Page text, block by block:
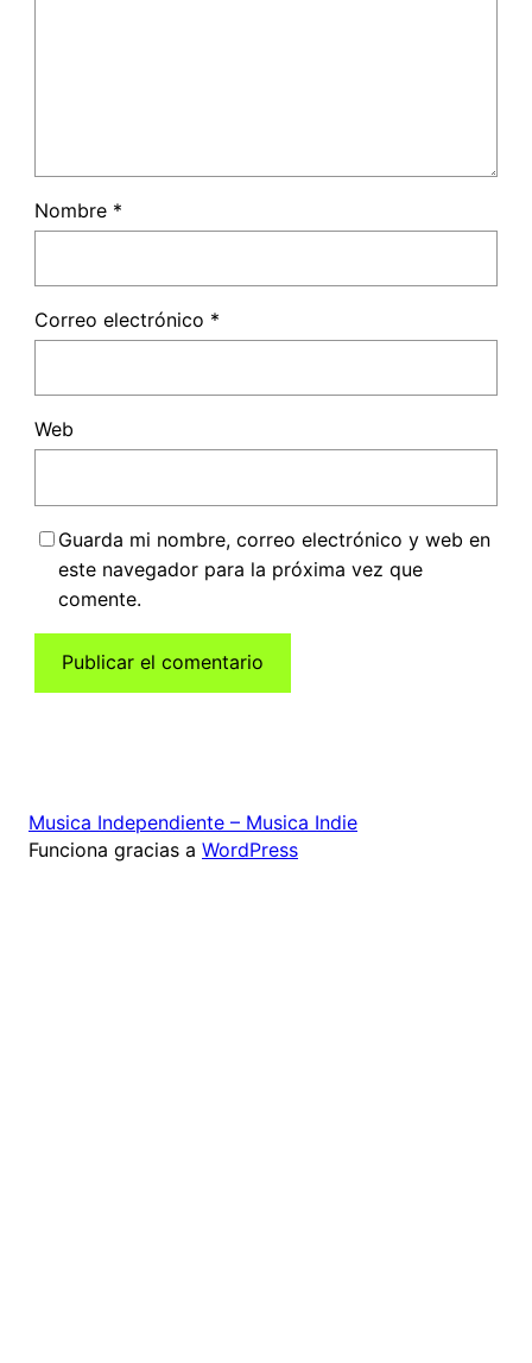
Nombre *
Correo electrónico *
Web
Guarda mi nombre, correo electrónico y web en
este navegador para la próxima vez que
comente.
Musica Independiente – Musica Indie
Funciona gracias a WordPress